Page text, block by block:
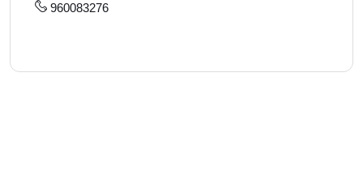
960083276